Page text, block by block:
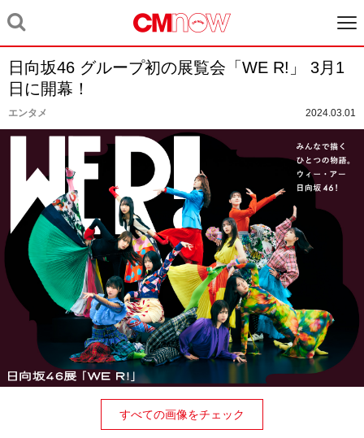
日向坂46 グループ初の展覧会「WE R!」 3月1
日に開幕！
エンタメ 2024.03.01
すべての画像をチェック